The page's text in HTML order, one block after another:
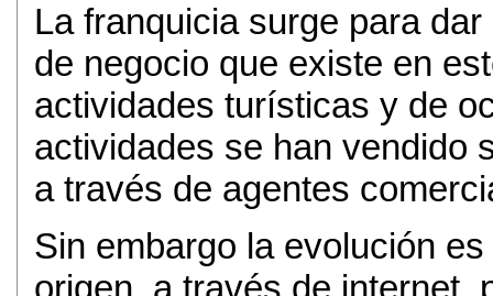
La franquicia surge para
de negocio que existe en
actividades turísticas y de
actividades se han vendido
a través de agentes
Sin embargo la evolución
origen, a través de internet,